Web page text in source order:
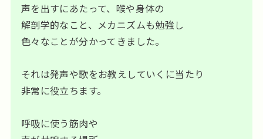
声を出すにあたって、喉や身体の
解剖学的なこと、メカニズムも勉強し
色々なことが分かってきました。
それは発声や歌をお教えしていくに当たり
非常に役立ちます。
呼吸に使う筋肉や